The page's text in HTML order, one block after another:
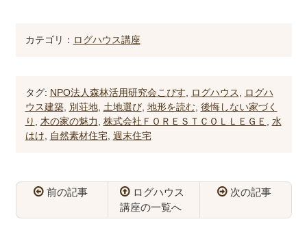
カテゴリ： ログハウス講座
タグ: NPO法人森林活用研究会こぴす, ログハウス, ログハ
ウス建築, 別荘地, 土地選び, 地形を読む, 後悔しない家づく
り , 木の家の魅力, 株式会社ＦＯＲＥＳＴＣＯＬＬＥＧＥ , 水
はけ, 自然素材住宅, 週末住宅
前の記事
ログハウス
講座の一覧へ
次の記事